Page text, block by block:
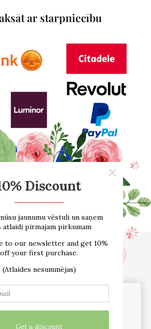
ar starpniecību
E-VEIKALS
Par mums
Blogs
Izmēru tabula
Piegāde
Noteikumi